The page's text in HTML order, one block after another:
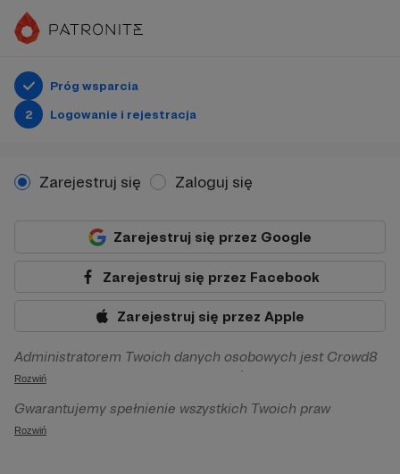
Próg wsparcia
2
Logowanie i rejestracja
Zarejestruj się Zaloguj się
Zarejestruj się przez Google
Zarejestruj się przez Facebook
Zarejestruj się przez Apple
Administratorem Twoich danych osobowych jest Crowd8
sp. z o.o. z siedziba w Warszawie, ul. Żwirki i Wigury 16, 02-
092 Warszawa. Twoje dane osobowe będą przetwarzane w
szczególności w celu wykonania umowy zawartej z Tobą, w
Rozwiń
Gwarantujemy spełnienie wszystkich Twoich praw
wynikających z ogólnego rozporządzenia o ochronie
Rozwiń